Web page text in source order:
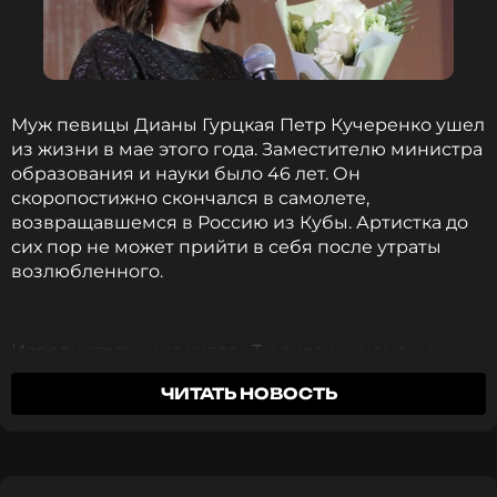
Муж певицы Дианы Гурцкая Петр Кучеренко ушел
из жизни в мае этого года. Заместителю министра
образования и науки было 46 лет. Он
скоропостижно скончался в самолете,
возвращавшемся в Россию из Кубы. Артистка до
сих пор не может прийти в себя после утраты
возлюбленного.
Исполнительница хитов «Ты знаешь, мама» и
«Береги меня» родила сына от Кучеренко в 2007
года. Диана сильно переживала, что ребенок
ЧИТАТЬ НОВОСТЬ